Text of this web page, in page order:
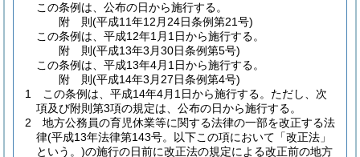
この条例は、公布の日から施行する。
附 則(平成11年12月24日条例第21号)
この条例は、平成12年1月1日から施行する。
附 則(平成13年3月30日条例第5号)
この条例は、平成13年4月1日から施行する。
附 則(平成14年3月27日条例第4号)
1
この条例は、平成14年4月1日から施行する。 ただし、次
項及び附則第3項の規定は、公布の日から施行する。
2
地方公務員の育児休業等に関する法律の一部を改正する法
律(平成13年法律第143号。以下この項において「改正法」
という。)の施行の日前に改正法の規定による改正前の地方